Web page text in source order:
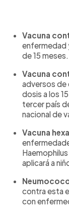
Vacuna
enfermedad
de 15 meses.
Vacuna
adversos de
dosis a los
tercer país
nacional de
Vacuna
aplicará a
contra esta
con